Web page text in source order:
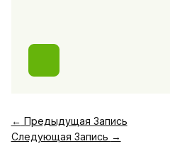
← Предыдущая Запись
Следующая Запись →